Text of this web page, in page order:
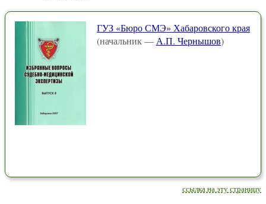
ГУЗ «Бюро СМЭ» Хабаровского края
(начальник — А.П. Чернышов)
ссылка на эту страницу